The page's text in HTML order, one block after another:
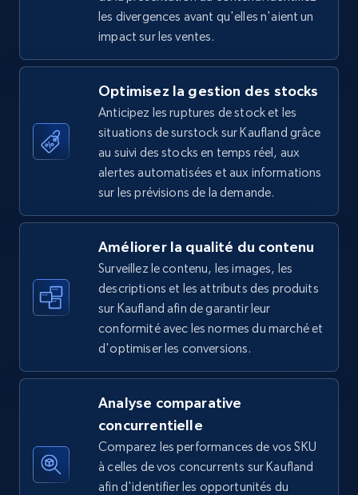
TikTok Shop - discover records by shop url
URL, Title, Available, Description, Currency, Initial
price, Final price, Discount percent, and more.
668+ Commencer
Amazon sellers info
Seller id, URL, Seller name, Description, Detailed
info, Stars, Feedbacks, Return policy, and more.
378+ Commencer
URL, Product id, Title, Seller name, Seller rating,
Seller reviews, Breadcrumbs, Root category, and
les divergences avant qu'elles n'aient un
impact sur les ventes.
Optimisez la gestion des stocks
Anticipez les ruptures de stock et les
situations de surstock sur Kaufland grâce
au suivi des stocks en temps réel, aux
alertes automatisées et aux informations
sur les prévisions de la demande.
Améliorer la qualité du contenu
Surveillez le contenu, les images, les
descriptions et les attributs des produits
sur Kaufland afin de garantir leur
conformité avec les normes du marché et
d'optimiser les conversions.
Analyse comparative
concurrentielle
Comparez les performances de vos SKU
à celles de vos concurrents sur Kaufland
afin d'identifier les opportunités du